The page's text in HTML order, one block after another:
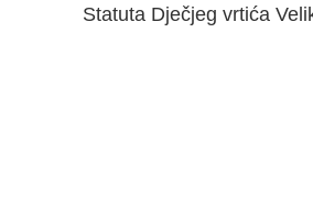
Statuta Dječjeg vrtića